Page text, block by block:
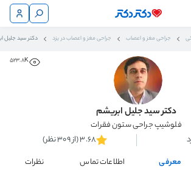
جراحی مغز و اعصاب جراحی مغز و اعصاب در یزد دکتر سید جلیل
523.8K
دکتر سید جلیل ابریشم
فلوشیپ جراحی ستون فقرات
3.68 (از 309 نظر)
معرفی اطلاعات تماس نظرات